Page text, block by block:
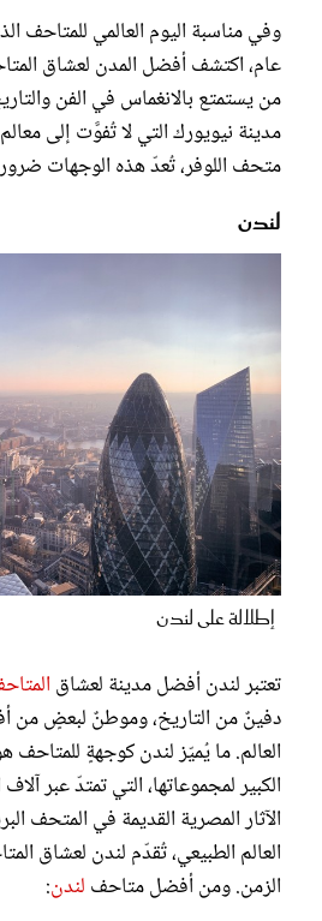
عام، اكتشف أفضل المدن لعشاق
من يستمتع بالانغماس في الفن
مدينة نيويورك التي لا تُفوَّت إلى
متحف اللوفر، تُعدّ هذه الوجهات
لندن
إطلالة على لندن
تعتبر لندن أفضل مدينة لعشاق
دفينٌ من التاريخ، وموطنٌ لبعضٍ من
العالم. ما يُميّز لندن كوجهةٍ للمتاحف
الكبير لمجموعاتها، التي تمتدّ عبر
الآثار المصرية القديمة في المتحف
العالم الطبيعي، تُقدّم لندن لعشاق
الزمن. ومن أفضل متاحف لندن:
غلاف رفمي